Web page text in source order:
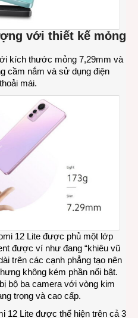
với thiết kế mỏng
kích thước mỏng 7,29mm và
cầm nắm và sử dụng điện
mái.
12 Lite được phủ một lớp
được ví như đang “khiêu vũ
trên các cạnh phẳng tạo nên
không kém phần nổi bật.
bộ ba camera với vòng kim
trọng và cao cấp.
12 Lite được thể hiện trên cả 3